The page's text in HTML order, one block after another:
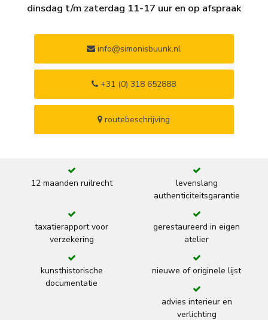
dinsdag t/m zaterdag 11-17 uur en op afspraak
info@simonisbuunk.nl
+31 (0) 318 652888
routebeschrijving
12 maanden ruilrecht
levenslang
authenticiteitsgarantie
taxatierapport voor
verzekering
gerestaureerd in eigen
atelier
kunsthistorische
documentatie
nieuwe of originele lijst
advies interieur en
verlichting